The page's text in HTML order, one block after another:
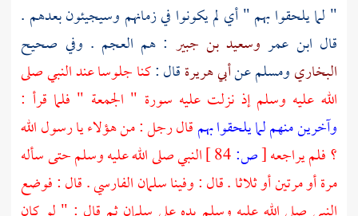
" لما يلحقوا بهم " أي لم يكونوا في زمانهم وسيجيئون بعدهم .
قال ابن عمر وسعيد بن جبير : هم العجم . وفي صحيح
البخاريومسلمعنأبي هريرةقال :كنا جلوسا عند النبي صلى
الله عليه وسلم إذ نزلت عليه سورة " الجمعة " فلما قرأ :
وآخرين منهم لما يلحقوا بهمقال رجل : من هؤلاء يا رسول الله
؟ فلم يراجعه[ص:
النبي صلى الله عليه وسلم حتى سأله
مرة أو مرتين أو ثلاثا . قال : وفيناسلمان الفارسي. قال : فوضع